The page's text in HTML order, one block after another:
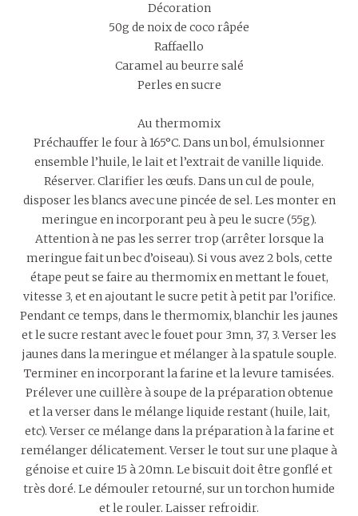
Décoration
50g de noix de coco râpée
Raffaello
Caramel au beurre salé
Perles en sucre
Au thermomix
Préchauffer le four à 165°C. Dans un bol, émulsionner
ensemble l’huile, le lait et l’extrait de vanille liquide.
Réserver. Clarifier les œufs. Dans un cul de poule,
disposer les blancs avec une pincée de sel. Les monter en
meringue en incorporant peu à peu le sucre (55g).
Attention à ne pas les serrer trop (arrêter lorsque la
meringue fait un bec d’oiseau). Si vous avez 2 bols, cette
étape peut se faire au thermomix en mettant le fouet,
vitesse 3, et en ajoutant le sucre petit à petit par l’orifice.
Pendant ce temps, dans le thermomix, blanchir les jaunes
et le sucre restant avec le fouet pour 3mn, 37, 3. Verser les
jaunes dans la meringue et mélanger à la spatule souple.
Terminer en incorporant la farine et la levure tamisées.
Prélever une cuillère à soupe de la préparation obtenue
et la verser dans le mélange liquide restant (huile, lait,
etc). Verser ce mélange dans la préparation à la farine et
remélanger délicatement. Verser le tout sur une plaque à
génoise et cuire 15 à 20mn. Le biscuit doit être gonflé et
très doré. Le démouler retourné, sur un torchon humide
et le rouler. Laisser refroidir.